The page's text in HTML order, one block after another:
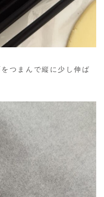
つまんで縦に少し伸ば